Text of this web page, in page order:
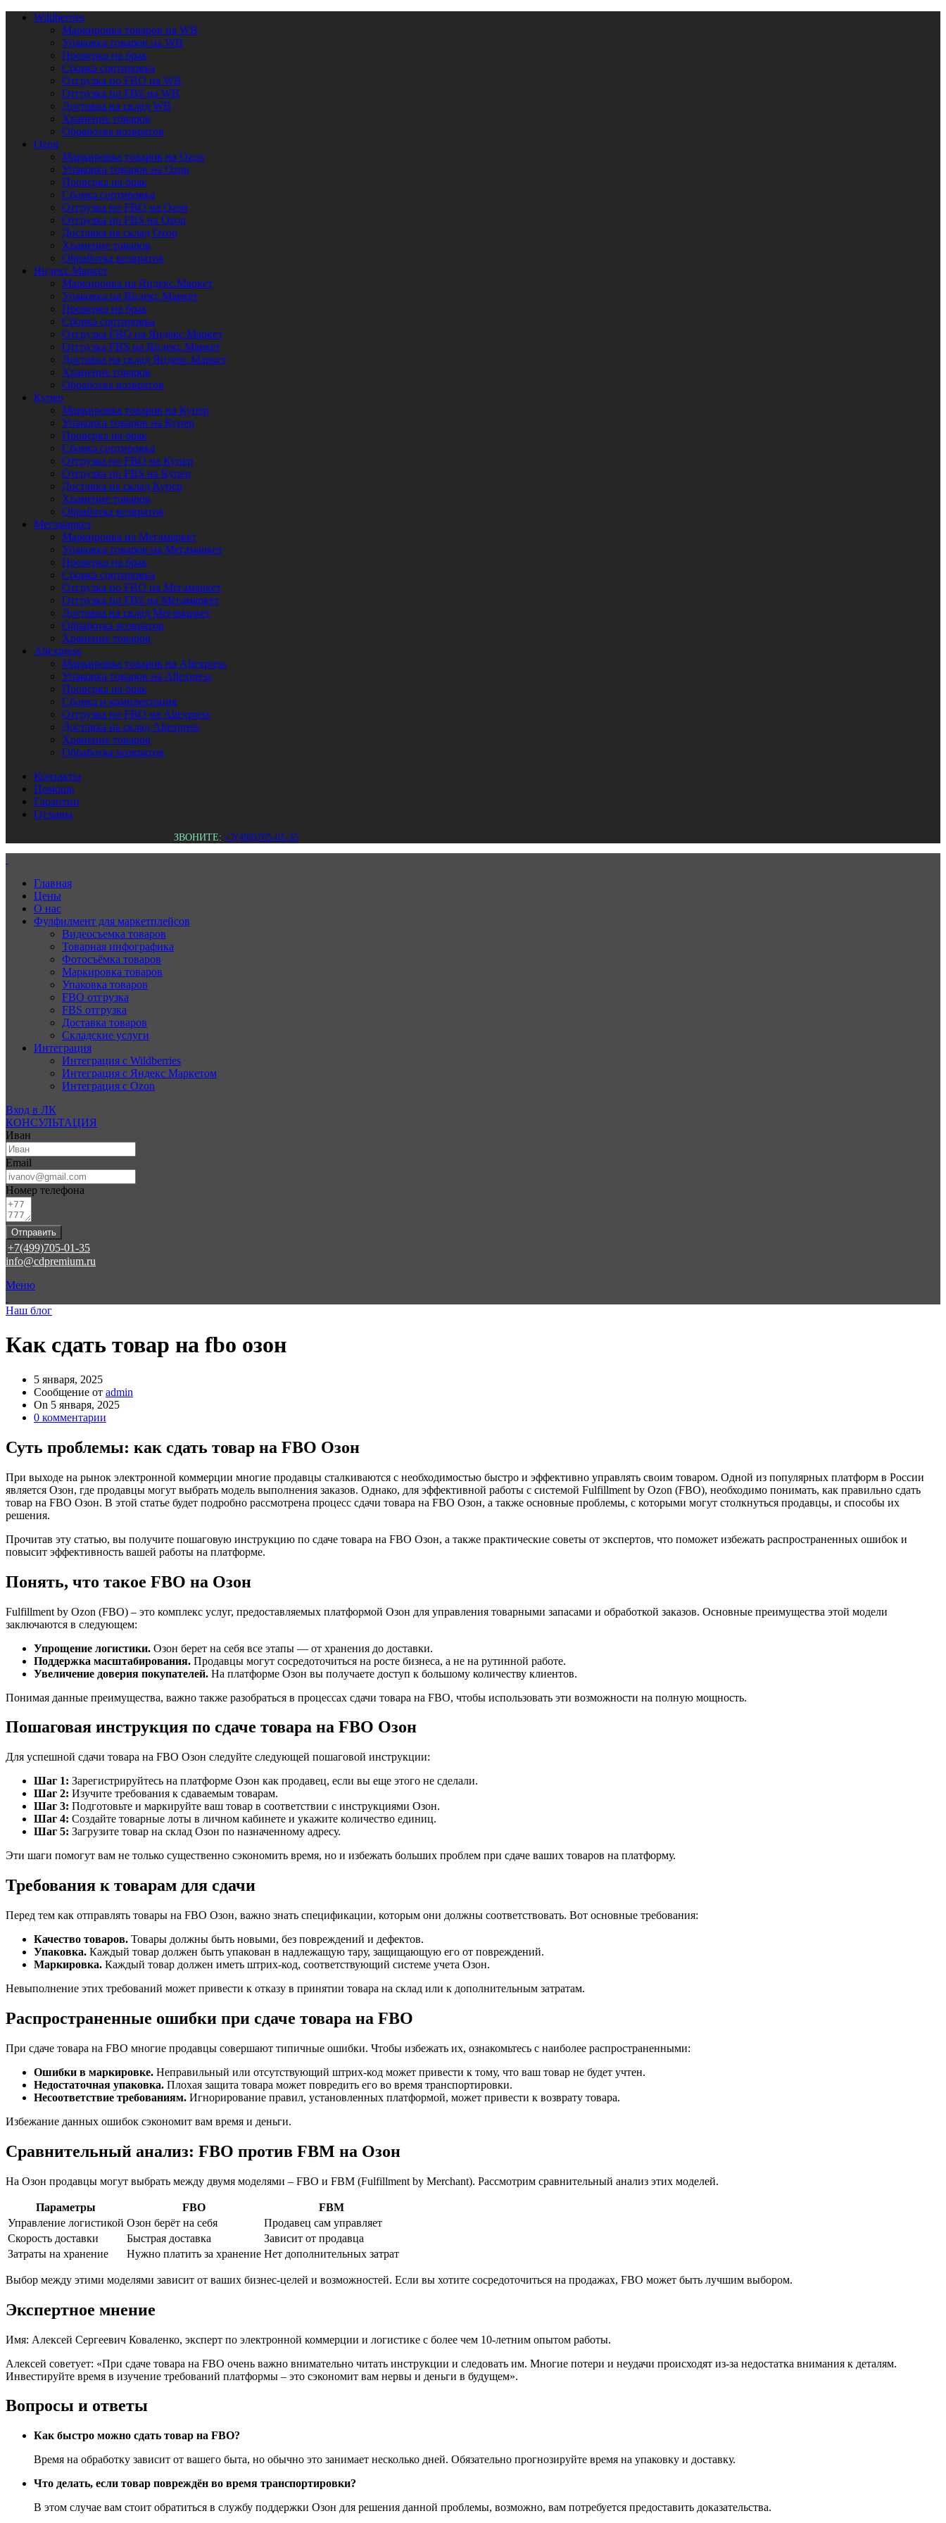
Wildberries
Маркировка товаров на WB
Упаковка товаров на WB
Проверка на брак
Сборка сортировка
Отгрузка по FBO на WB
Отгрузка по FBS на WB
Доставка на склад WB
Хранение товаров
Обработка возвратов
Ozon
Маркировка товаров на Ozon
Упаковка товаров на Ozon
Проверка на брак
Сборка сортировка
Отгрузка по FBO на Ozon
Отгрузка по FBS на Ozon
Доставка на склад Ozon
Хранение товаров
Обработка возвратов
Яндекс.Маркет
Маркировка на Яндекс.Маркет
Упаковка на Яндекс.Маркет
Проверка на брак
Сборка сортировка
Отгрузка FBO на Яндекс.Маркет
Отгрузка FBS на Яндекс.Маркет
Доставка на склад Яндекс.Маркет
Хранение товаров
Обработка возвратов
Купер
Маркировка товаров на Купер
Упаковка товаров на Купер
Проверка на брак
Сборка сортировка
Отгрузка по FBO на Купер
Отгрузка по FBS на Купер
Доставка на склад Купер
Хранение товаров
Обработка возвратов
Мегамаркет
Маркировка на Мегамаркет
Упаковка товаров на Мегамаркет
Проверка на брак
Сборка сортировка
Отгрузка по FBO на Мегамаркет
Отгрузка по FBS на Мегамаркет
Доставка на склад Мегамаркет
Обработка возвратов
Хранение товаров
Aliexpress
Маркировка товаров на Aliexpress
Упаковка товаров на Aliexpress
Проверка на брак
Сборка и комплектация
Отгрузка по FBO на Aliexpress
Доставка на склад Aliexpress
Хранение товаров
Обработка возвратов
Контакты
Помощь
Гарантии
Отзывы
ЗВОНИТЕ:+7(499)705-01-35
Главная
Цены
О нас
Фулфилмент для маркетплейсов
Видеосъемка товаров
Товарная инфографика
Фотосъёмка товаров
Маркировка товаров
Упаковка товаров
FBO отгрузка
FBS отгрузка
Доставка товаров
Складские услуги
Интеграция
Интеграция с Wildberries
Интеграция с Яндекс Маркетом
Интеграция с Ozon
Вход в ЛК
КОНСУЛЬТАЦИЯ
Иван
Email
Номер телефона
Отправить
+7(499)705-01-35
info@cdpremium.ru
Меню
Наш блог
Как сдать товар на fbo озон
5 января, 2025
Сообщение от admin
On 5 января, 2025
0 комментарии
Суть проблемы: как сдать товар на FBO Озон
При выходе на рынок электронной коммерции многие продавцы сталкиваются с необходимостью быстро и эффективно управлять своим товаром. Одной из популярных платформ в России
является Озон, где продавцы могут выбрать модель выполнения заказов. Однако, для эффективной работы с системой Fulfillment by Ozon (FBO), необходимо понимать, как правильно сдать
товар на FBO Озон. В этой статье будет подробно рассмотрена процесс сдачи товара на FBO Озон, а также основные проблемы, с которыми могут столкнуться продавцы, и способы их
решения.
Прочитав эту статью, вы получите пошаговую инструкцию по сдаче товара на FBO Озон, а также практические советы от экспертов, что поможет избежать распространенных ошибок и
повысит эффективность вашей работы на платформе.
Понять, что такое FBO на Озон
Fulfillment by Ozon (FBO) – это комплекс услуг, предоставляемых платформой Озон для управления товарными запасами и обработкой заказов. Основные преимущества этой модели
заключаются в следующем:
Упрощение логистики. Озон берет на себя все этапы — от хранения до доставки.
Поддержка масштабирования. Продавцы могут сосредоточиться на росте бизнеса, а не на рутинной работе.
Увеличение доверия покупателей. На платформе Озон вы получаете доступ к большому количеству клиентов.
Понимая данные преимущества, важно также разобраться в процессах сдачи товара на FBO, чтобы использовать эти возможности на полную мощность.
Пошаговая инструкция по сдаче товара на FBO Озон
Для успешной сдачи товара на FBO Озон следуйте следующей пошаговой инструкции:
Шаг 1: Зарегистрируйтесь на платформе Озон как продавец, если вы еще этого не сделали.
Шаг 2: Изучите требования к сдаваемым товарам.
Шаг 3: Подготовьте и маркируйте ваш товар в соответствии с инструкциями Озон.
Шаг 4: Создайте товарные лоты в личном кабинете и укажите количество единиц.
Шаг 5: Загрузите товар на склад Озон по назначенному адресу.
Эти шаги помогут вам не только существенно сэкономить время, но и избежать больших проблем при сдаче ваших товаров на платформу.
Требования к товарам для сдачи
Перед тем как отправлять товары на FBO Озон, важно знать спецификации, которым они должны соответствовать. Вот основные требования:
Качество товаров. Товары должны быть новыми, без повреждений и дефектов.
Упаковка. Каждый товар должен быть упакован в надлежащую тару, защищающую его от повреждений.
Маркировка. Каждый товар должен иметь штрих-код, соответствующий системе учета Озон.
Невыполнение этих требований может привести к отказу в принятии товара на склад или к дополнительным затратам.
Распространенные ошибки при сдаче товара на FBO
При сдаче товара на FBO многие продавцы совершают типичные ошибки. Чтобы избежать их, ознакомьтесь с наиболее распространенными:
Ошибки в маркировке. Неправильный или отсутствующий штрих-код может привести к тому, что ваш товар не будет учтен.
Недостаточная упаковка. Плохая защита товара может повредить его во время транспортировки.
Несоответствие требованиям. Игнорирование правил, установленных платформой, может привести к возврату товара.
Избежание данных ошибок сэкономит вам время и деньги.
Сравнительный анализ: FBO против FBM на Озон
На Озон продавцы могут выбрать между двумя моделями – FBO и FBM (Fulfillment by Merchant). Рассмотрим сравнительный анализ этих моделей.
Параметры FBO
FBM
Управление логистикой Озон берёт на себя
Продавец сам управляет
Скорость доставки
Быстрая доставка
Зависит от продавца
Затраты на хранение
Нужно платить за хранение Нет дополнительных затрат
Выбор между этими моделями зависит от ваших бизнес-целей и возможностей. Если вы хотите сосредоточиться на продажах, FBO может быть лучшим выбором.
Экспертное мнение
Имя: Алексей Сергеевич Коваленко, эксперт по электронной коммерции и логистике с более чем 10-летним опытом работы.
Алексей советует: «При сдаче товара на FBO очень важно внимательно читать инструкции и следовать им. Многие потери и неудачи происходят из-за недостатка внимания к деталям.
Инвестируйте время в изучение требований платформы – это сэкономит вам нервы и деньги в будущем».
Вопросы и ответы
Как быстро можно сдать товар на FBO?
Время на обработку зависит от вашего быта, но обычно это занимает несколько дней. Обязательно прогнозируйте время на упаковку и доставку.
Что делать, если товар повреждён во время транспортировки?
В этом случае вам стоит обратиться в службу поддержки Озон для решения данной проблемы, возможно, вам потребуется предоставить доказательства.